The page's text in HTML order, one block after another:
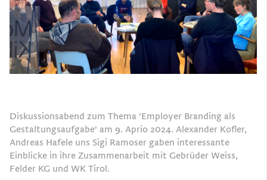
Diskussionsabend zum Thema 'Employer Branding als
Gestaltungsaufgabe' am 9. Aprio 2024. Alexander Kofler,
Andreas Hafele uns Sigi Ramoser gaben interessante
Einblicke in ihre Zusammenarbeit mit Gebrüder Weiss,
Felder KG und WK Tirol.